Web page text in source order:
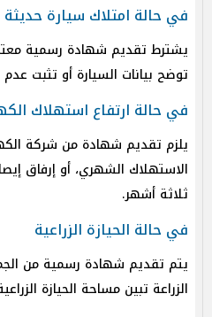
في حالة امتلاك سيارة حديثة
يشترط تقديم شهادة رسمية
توضح بيانات السيارة أو تثبت
في حالة ارتفاع استهلاك
يلزم تقديم شهادة من شركة
الاستهلاك الشهري، أو إرفاق
ثلاثة أشهر.
في حالة الحيازة الزراعية
يتم تقديم شهادة رسمية من
الزراعة تبين مساحة الحيازة